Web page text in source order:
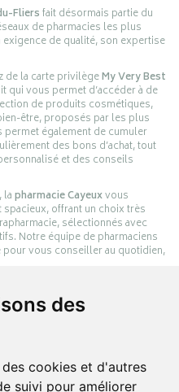
des
cookies et d'autres
suivi pour améliorer
Fliersfait désormais partie du
de pharmacies les plus
de qualité, son expertise
de la carte privilègeMy Very Best
qui vous permet d’accéder à de
de produits cosmétiques,
être, proposés par les plus
également de cumuler
des bons d’achat, tout
et des conseils
, lapharmacie Cayeuxvous
offrant un choix très
sélectionnés avec
Notre équipe de pharmaciens
vous conseiller au quotidien,
digital de la pharmacie
du-Fliers.
ligne parmi des milliers de